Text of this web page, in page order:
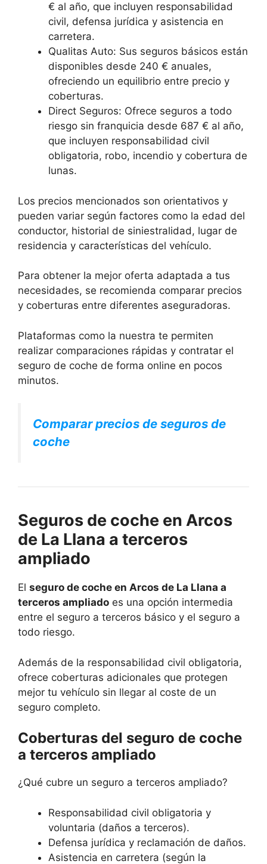
€ al año, que incluyen responsabilidad
civil, defensa jurídica y asistencia en
carretera.
Qualitas Auto: Sus seguros básicos están
disponibles desde 240 € anuales,
ofreciendo un equilibrio entre precio y
coberturas.
Direct Seguros: Ofrece seguros a todo
riesgo sin franquicia desde 687 € al año,
que incluyen responsabilidad civil
obligatoria, robo, incendio y cobertura de
lunas.
Los precios mencionados son orientativos y
pueden variar según factores como la edad del
conductor, historial de siniestralidad, lugar de
residencia y características del vehículo.
Para obtener la mejor oferta adaptada a tus
necesidades, se recomienda comparar precios
y coberturas entre diferentes aseguradoras.
Plataformas como la nuestra te permiten
realizar comparaciones rápidas y contratar el
seguro de coche de forma online en pocos
minutos.
Comparar precios de seguros de
coche
Seguros de coche en Arcos
de La Llana a terceros
ampliado
El seguro de coche en Arcos de La Llana a
terceros ampliado es una opción intermedia
entre el seguro a terceros básico y el seguro a
todo riesgo.
Además de la responsabilidad civil obligatoria,
ofrece coberturas adicionales que protegen
mejor tu vehículo sin llegar al coste de un
seguro completo.
Coberturas del seguro de coche
a terceros ampliado
¿Qué cubre un seguro a terceros ampliado?
Responsabilidad civil obligatoria y
voluntaria (daños a terceros).
Defensa jurídica y reclamación de daños.
Asistencia en carretera (según la